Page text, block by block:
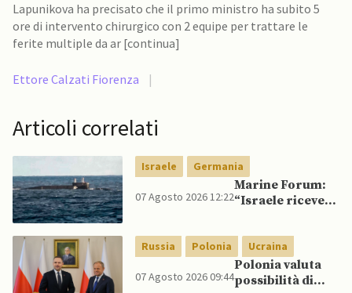
Lapunikova ha precisato che il primo ministro ha subito 5
ore di intervento chirurgico con 2 equipe per trattare le
ferite multiple da ar [continua]
Ettore Calzati Fiorenza |
Articoli correlati
Israele Germania
07 Agosto 2026 12:22
Marine Forum:
“Israele riceve
sottomarino INS
Drakon dopo 14
anni”
Russia Polonia Ucraina
07 Agosto 2026 09:44
Polonia valuta
possibilità di